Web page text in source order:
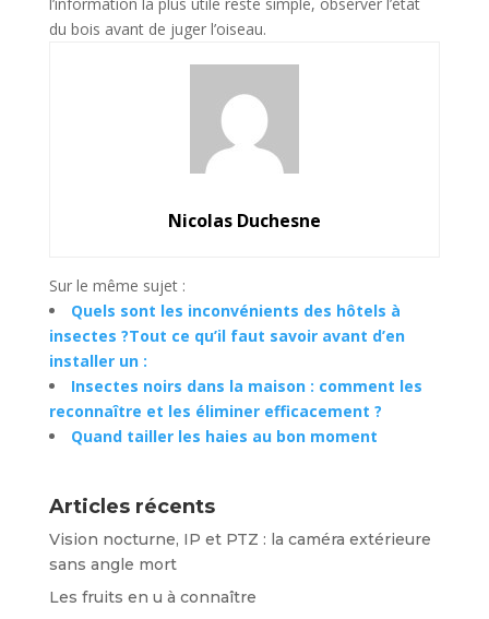
du bois avant de juger l’oiseau.
Nicolas Duchesne
Sur le même sujet :
Quels sont les inconvénients des hôtels à
insectes ?Tout ce qu’il faut savoir avant d’en
installer un :
Insectes noirs dans la maison : comment les
reconnaître et les éliminer efficacement ?
Quand tailler les haies au bon moment
Articles récents
Vision nocturne, IP et PTZ : la caméra extérieure
sans angle mort
Les fruits en u à connaître